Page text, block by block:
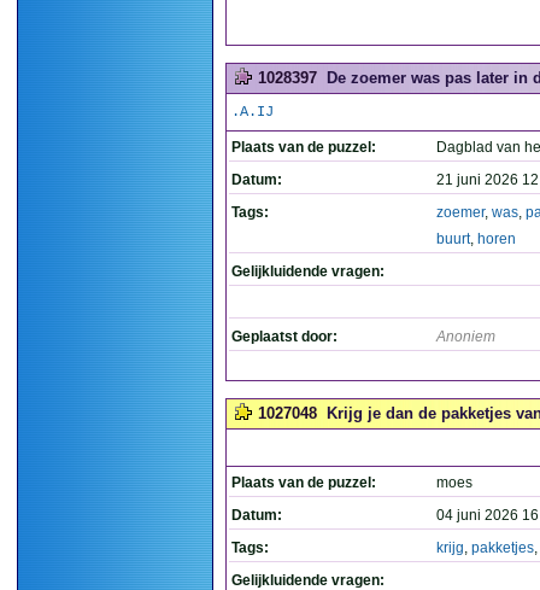
1028397 De zoemer was pas later in
.A.IJ
Plaats van de puzzel:
Dagblad van
Datum:
21 juni 2026
Tags:
zoemer, was,
buurt, horen
Gelijkluidende vragen:
Geplaatst door: Anoniem
1027048 Krijg je dan de pakketjes
Plaats van de puzzel:
moes
Datum:
04 juni 2026
Tags:
krijg, pakketjes,
Gelijkluidende vragen: